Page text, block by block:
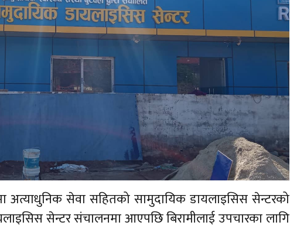
अत्याधुनिक सेवा सहितको सामुदायिक डायलाइसिस सेन्टरको
सेन्टर संचालनमा आएपछि बिरामीलाई उपचारका लागि